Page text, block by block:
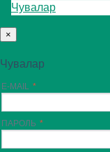
Чувалар
×
Чувалар
E-MAIL
ПАРОЛЬ